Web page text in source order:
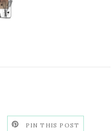
PIN THIS POST